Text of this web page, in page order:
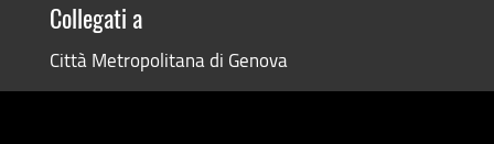
Collegati a
Città Metropolitana di Genova